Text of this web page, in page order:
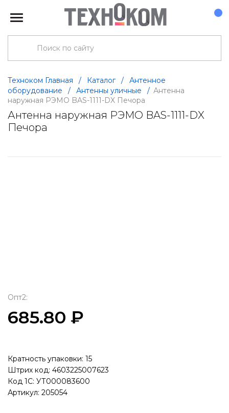
Техноком Главная / Каталог /
Антенное
оборудование
/ Антенны уличные / Антенна
наружная РЭМО BAS-1111-DX Печора
Антенна наружная РЭМО BAS-1111-DX
Печора
Опт2:
685.80 ₽
Кратность упаковки: 15
Штрих код: 4603225007623
Код 1С: УТ000083600
Артикул: 205054